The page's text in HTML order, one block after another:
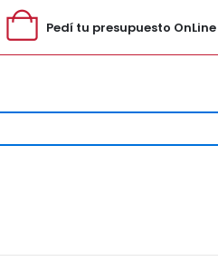
Pedí tu presupuesto OnLine